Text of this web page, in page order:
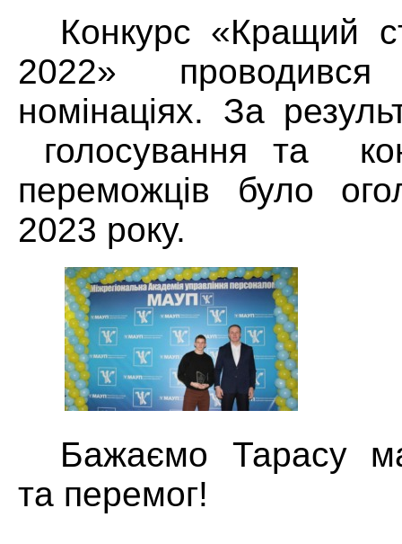
Конкурс «Кращий
2022»
номінаціях. За
голосування та
переможців було
2023 року.
Бажаємо Тарасу
та перемог!